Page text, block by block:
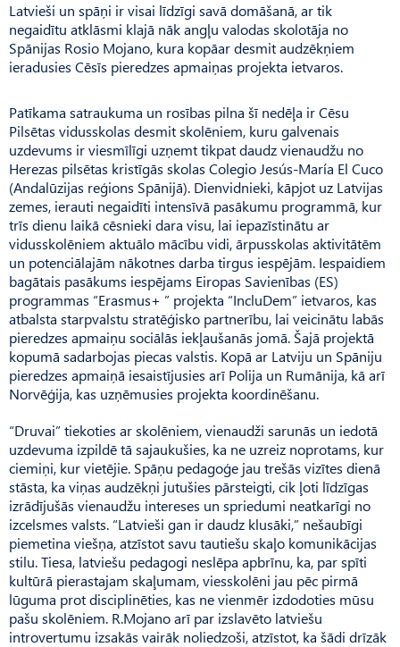
Latvieši un spāņi ir visai līdzīgi savā domāšanā, ar tik
negaidītu atklāsmi klajā nāk angļu valodas skolotāja no
Spānijas Rosio Mojano, kura kopāar desmit audzēkņiem
ieradusies Cēsīs pieredzes apmaiņas projekta ietvaros.
Patīkama satraukuma un rosības pilna šī nedēļa ir Cēsu
Pilsētas vidusskolas desmit skolēniem, kuru galvenais
uzdevums ir viesmīlīgi uzņemt tikpat daudz vienaudžu no
Herezas pilsētas kristīgās skolas Colegio Jesús-María El Cuco
(Andalūzijas reģions Spānijā). Dienvidnieki, kāpjot uz Latvijas
zemes, ierauti negaidīti intensīvā pasākumu programmā, kur
trīs dienu laikā cēsnieki dara visu, lai iepazīstinātu ar
vidusskolēniem aktuālo mācību vidi, ārpusskolas aktivitātēm
un potenciālajām nākotnes darba tirgus iespējām. Iespaidiem
bagātais pasākums iespējams Eiropas Savienības (ES)
programmas “Erasmus+ ” projekta “IncluDem” ietvaros, kas
atbalsta starpvalstu stratēģisko partnerību, lai veicinātu labās
pieredzes apmaiņu sociālās iekļaušanās jomā. Šajā projektā
kopumā sadarbojas piecas valstis. Kopā ar Latviju un Spāniju
pieredzes apmaiņā iesaistījusies arī Polija un Rumānija, kā arī
Norvēģija, kas uzņēmusies projekta koordinēšanu.
“Druvai” tiekoties ar skolēniem, vienaudži sarunās un iedotā
uzdevuma izpildē tā sajaukušies, ka ne uzreiz noprotams, kur
ciemiņi, kur vietējie. Spāņu pedagoģe jau trešās vizītes dienā
stāsta, ka viņas audzēkņi jutušies pārsteigti, cik ļoti līdzīgas
izrādījušās vienaudžu intereses un spriedumi neatkarīgi no
izcelsmes valsts. “Latvieši gan ir daudz klusāki,” nešaubīgi
piemetina viešņa, atzīstot savu tautiešu skaļo komunikācijas
stilu. Tiesa, latviešu pedagogi neslēpa apbrīnu, ka, par spīti
kultūrā pierastajam skaļumam, viesskolēni jau pēc pirmā
lūguma prot disciplinēties, kas ne vienmēr izdodoties mūsu
pašu skolēniem. R.Mojano arī par izslavēto latviešu
introvertumu izsakās vairāk noliedzoši, atzīstot, ka šādi drīzāk